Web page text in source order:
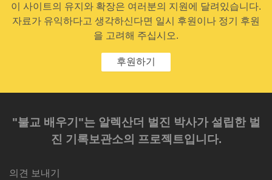
이 사이트의 유지와 확장은 여러분의 지원에 달려있습니다.
자료가 유익하다고 생각하신다면 일시 후원이나 정기 후원
을 고려해 주십시오.
후원하기
"불교 배우기"는 알렉산더 벌진 박사가 설립한 벌
진 기록보관소의 프로젝트입니다.
의견 보내기